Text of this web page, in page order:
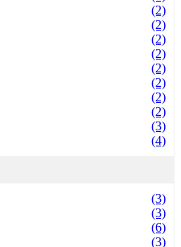
(2)
(2)
(2)
(2)
(2)
(2)
(2)
(2)
(3)
(4)
(3)
(3)
(6)
(3)